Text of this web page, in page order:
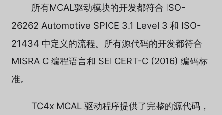
所有MCAL驱动模块的开发都符合 ISO-
26262 Automotive SPICE 3.1 Level 3 和 ISO-
21434 中定义的流程。所有源代码的开发都符合
MISRA C 编程语言和 SEI CERT-C (2016) 编码标
准。
TC4x MCAL 驱动程序提供了完整的源代码，